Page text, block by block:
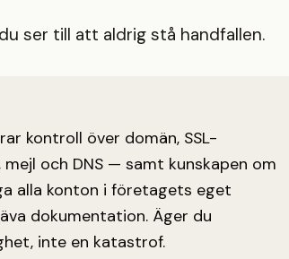
ser till att aldrig stå handfallen.
kontroll över domän, SSL-
och DNS — samt kunskapen om
alla konton i företagets eget
dokumentation. Äger du
inte en katastrof.